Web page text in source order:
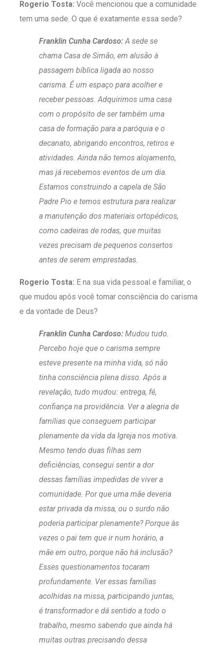
Rogerio Tosta: Você mencionou que a comunidade
tem uma sede. O que é exatamente essa sede?
Franklin Cunha Cardoso:A sede se
chama Casa de Simão, em alusão à
passagem bíblica ligada ao nosso
carisma. É um espaço para acolher e
receber pessoas. Adquirimos uma casa
com o propósito de ser também uma
casa de formação para a paróquia e o
decanato, abrigando encontros, retiros e
atividades. Ainda não temos alojamento,
mas já recebemos eventos de um dia.
Estamos construindo a capela de São
Padre Pio e temos estrutura para realizar
a manutenção dos materiais ortopédicos,
como cadeiras de rodas, que muitas
vezes precisam de pequenos consertos
antes de serem emprestadas.
Rogerio Tosta: E na sua vida pessoal e familiar, o
que mudou após você tomar consciência do carisma
e da vontade de Deus?
Franklin Cunha Cardoso: Mudou tudo.
Percebo hoje que o carisma sempre
esteve presente na minha vida, só não
tinha consciência plena disso. Após a
revelação, tudo mudou: entrega, fé,
confiança na providência. Ver a alegria de
famílias que conseguem participar
plenamente da vida da Igreja nos motiva.
Mesmo tendo duas filhas sem
deficiências, consegui sentir a dor
dessas famílias impedidas de viver a
comunidade. Por que uma mãe deveria
estar privada da missa, ou o surdo não
poderia participar plenamente? Porque às
vezes o pai tem que ir num horário, a
mãe em outro, porque não há inclusão?
Esses questionamentos tocaram
profundamente. Ver essas famílias
acolhidas na missa, participando juntas,
é transformador e dá sentido a todo o
trabalho, mesmo sabendo que ainda há
muitas outras precisando dessa